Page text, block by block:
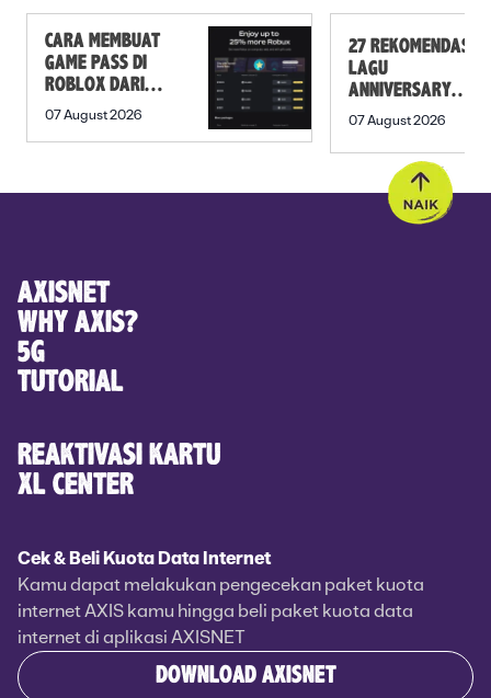
CARA MEMBUAT
GAME PASS DI
ROBLOX DARI
NOL SAMPAI JADI
07 August 2026
27 REKOMENDASI
LAGU
ANNIVERSARY
PERNIKAHAN,
07 August 2026
AXISNET
WHY AXIS?
5G
TUTORIAL
REAKTIVASI KARTU
XL CENTER
Cek & Beli Kuota Data Internet
Kamu dapat melakukan pengecekan paket kuota
internet AXIS kamu hingga beli paket kuota data
internet di aplikasi AXISNET
DOWNLOAD AXISNET